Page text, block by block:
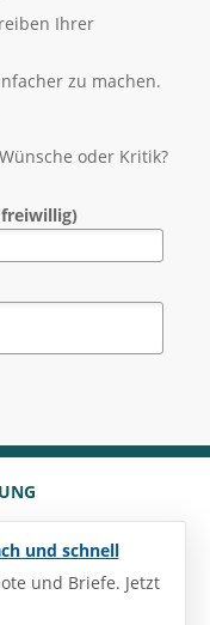
Ihrer
zu machen.
oder Kritik?
und schnell
und Briefe. Jetzt